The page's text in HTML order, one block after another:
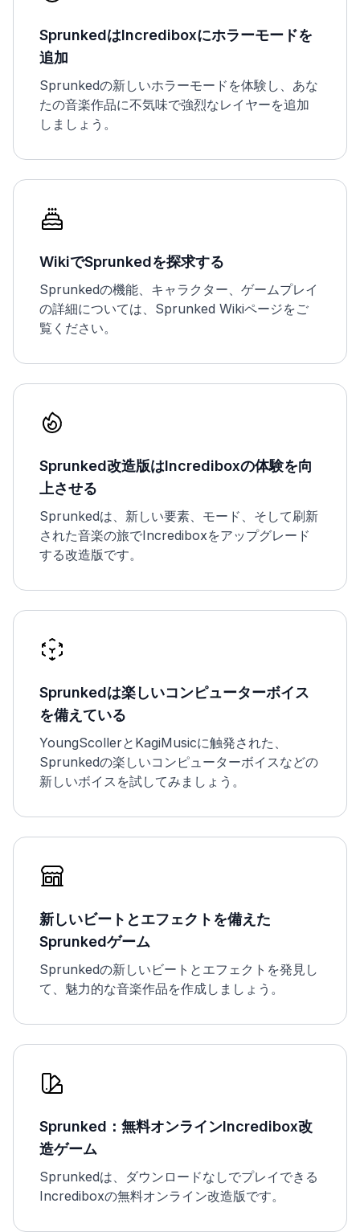
SprunkedはIncrediboxにホラーモードを
追加
Sprunkedの新しいホラーモードを体験し、あな
たの音楽作品に不気味で強烈なレイヤーを追加
しましょう。
WikiでSprunkedを探求する
Sprunkedの機能、キャラクター、ゲームプレイ
の詳細については、Sprunked Wikiページをご
覧ください。
Sprunked改造版はIncrediboxの体験を向
上させる
Sprunkedは、新しい要素、モード、そして刷新
された音楽の旅でIncrediboxをアップグレード
する改造版です。
Sprunkedは楽しいコンピューターボイス
を備えている
YoungScollerとKagiMusicに触発された、
Sprunkedの楽しいコンピューターボイスなどの
新しいボイスを試してみましょう。
新しいビートとエフェクトを備えた
Sprunkedゲーム
Sprunkedの新しいビートとエフェクトを発見し
て、魅力的な音楽作品を作成しましょう。
Sprunked：無料オンラインIncredibox改
造ゲーム
Sprunkedは、ダウンロードなしでプレイできる
Incrediboxの無料オンライン改造版です。